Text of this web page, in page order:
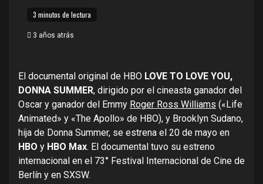
3 minutos de lectura
3 años atrás
El documental original de HBO LOVE TO LOVE YOU,
DONNA SUMMER, dirigido por el cineasta ganador del
Oscar y ganador del Emmy Roger Ross Williams («Life
Animated» y «The Apollo» de HBO), y Brooklyn Sudano,
hija de Donna Summer, se estrena el 20 de mayo en
HBO y HBO Max. El documental tuvo su estreno
internacional en el 73° Festival Internacional de Cine de
Berlín y en SXSW.